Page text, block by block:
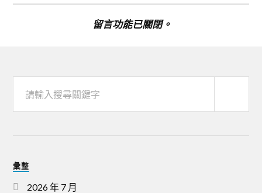
留言功能已關閉。
彙整
2026 年 7 月